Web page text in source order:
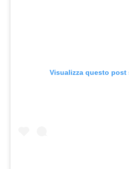
Visualizza questo post